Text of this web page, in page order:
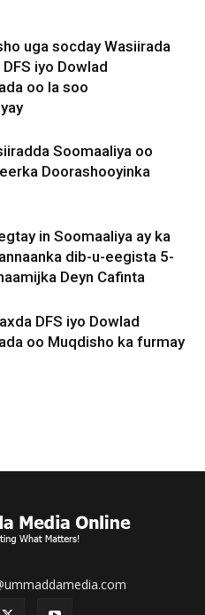
uga socday Wasiirada
iyo Dowlad
oo la soo
Soomaaliya oo
Doorashooyinka
in Soomaaliya ay ka
dib-u-eegista 5-
Deyn Cafinta
DFS iyo Dowlad
oo Muqdisho ka furmay